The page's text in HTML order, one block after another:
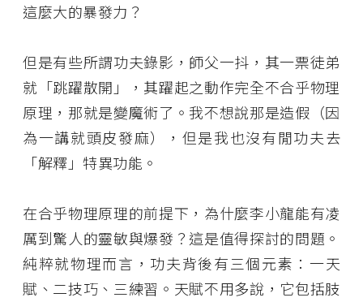
這麼大的暴發力？
但是有些所謂功夫錄影，師父一抖，其一票徒弟
就「跳躍散開」，其躍起之動作完全不合乎物理
原理，那就是變魔術了。我不想說那是造假（因
為一講就頭皮發麻），但是我也沒有閒功夫去
「解釋」特異功能。
在合乎物理原理的前提下，為什麼李小龍能有凌
厲到驚人的靈敏與爆發？這是值得探討的問題。
純粹就物理而言，功夫背後有三個元素：一天
賦、二技巧、三練習。天賦不用多說，它包括肢